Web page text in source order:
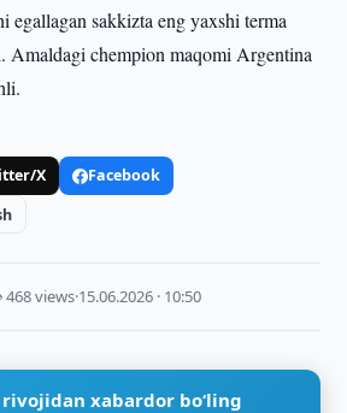
egallagan sakkizta eng yaxshi terma
Amaldagi chempion maqomi Argentina
X
Facebook
views·15.06.2026 · 10:50
xabardor bo‘ling